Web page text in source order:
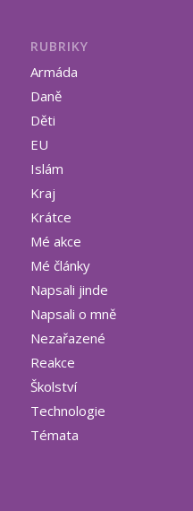
RUBRIKY
Armáda
Daně
Děti
EU
Islám
Kraj
Krátce
Mé akce
Mé články
Napsali jinde
Napsali o mně
Nezařazené
Reakce
Školství
Technologie
Témata